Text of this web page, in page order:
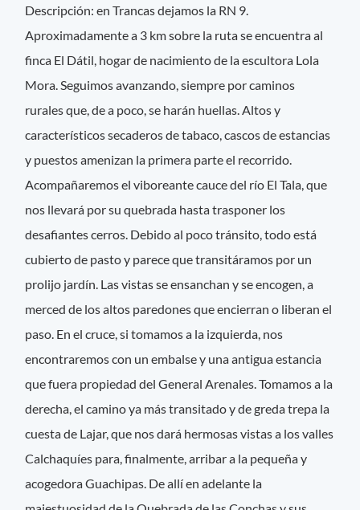
Descripción: en Trancas dejamos la RN 9.
Aproximadamente a 3 km sobre la ruta se encuentra al
finca El Dátil, hogar de nacimiento de la escultora Lola
Mora. Seguimos avanzando, siempre por caminos
rurales que, de a poco, se harán huellas. Altos y
característicos secaderos de tabaco, cascos de estancias
y puestos amenizan la primera parte el recorrido.
Acompañaremos el viboreante cauce del río El Tala, que
nos llevará por su quebrada hasta trasponer los
desafiantes cerros. Debido al poco tránsito, todo está
cubierto de pasto y parece que transitáramos por un
prolijo jardín. Las vistas se ensanchan y se encogen, a
merced de los altos paredones que encierran o liberan el
paso. En el cruce, si tomamos a la izquierda, nos
encontraremos con un embalse y una antigua estancia
que fuera propiedad del General Arenales. Tomamos a la
derecha, el camino ya más transitado y de greda trepa la
cuesta de Lajar, que nos dará hermosas vistas a los valles
Calchaquíes para, finalmente, arribar a la pequeña y
acogedora Guachipas. De allí en adelante la